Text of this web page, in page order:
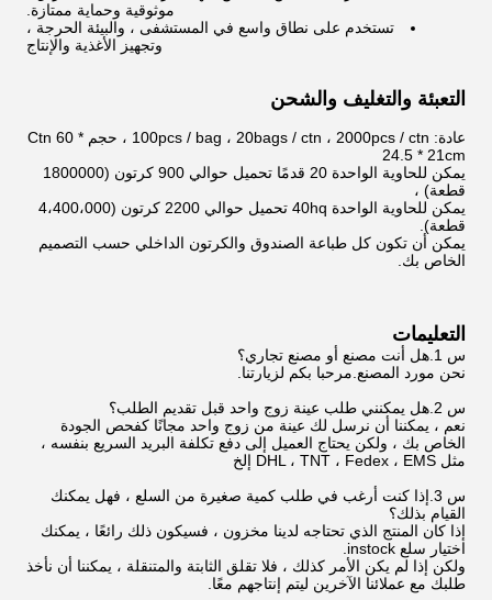
موثوقية وحماية ممتازة.
تستخدم على نطاق واسع في المستشفى ، والبيئة الحرجة ،
وتجهيز الأغذية والإنتاج
التعبئة والتغليف والشحن
عادة: 100pcs / bag ، 20bags / ctn ، 2000pcs / ctn ، حجم Ctn 60 *
24.5 * 21cm
يمكن للحاوية الواحدة 20 قدمًا تحميل حوالي 900 كرتون (1800000
قطعة) ،
يمكن للحاوية الواحدة 40hq تحميل حوالي 2200 كرتون (4،400،000
قطعة).
يمكن أن تكون كل طباعة الصندوق والكرتون الداخلي حسب التصميم
الخاص بك.
التعليمات
س 1.هل أنت مصنع أو مصنع تجاري؟
نحن مورد المصنع.مرحبا بكم لزيارتنا.
س 2.هل يمكنني طلب عينة زوج واحد قبل تقديم الطلب؟
نعم ، يمكننا أن نرسل لك عينة من زوج واحد مجانًا كفحص الجودة
الخاص بك ، ولكن يحتاج العميل إلى دفع تكلفة البريد السريع بنفسه ،
مثل DHL ، TNT ، Fedex ، EMS إلخ
س 3.إذا كنت أرغب في طلب كمية صغيرة من السلع ، فهل يمكنك
القيام بذلك؟
إذا كان المنتج الذي تحتاجه لدينا مخزون ، فسيكون ذلك رائعًا ، يمكنك
اختيار سلع instock.
ولكن إذا لم يكن الأمر كذلك ، فلا تقلق الثابتة والمتنقلة ، يمكننا أن نأخذ
طلبك مع عملائنا الآخرين ليتم إنتاجهم معًا.